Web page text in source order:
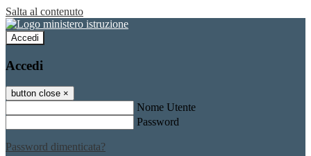
Salta al contenuto
Accedi
Accedi
button close ×
Nome Utente
Password
Password dimenticata?